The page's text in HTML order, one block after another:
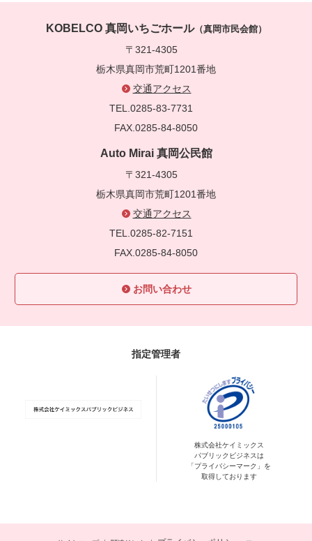
KOBELCO 真岡いちごホール（真岡市民会館）
〒321-4305
栃木県真岡市荒町1201番地
交通アクセス
TEL.0285-83-7731
FAX.0285-84-8050
Auto Mirai 真岡公民館
〒321-4305
栃木県真岡市荒町1201番地
交通アクセス
TEL.0285-82-7151
FAX.0285-84-8050
お問い合わせ
指定管理者
株式会社ケイミックス
パブリックビジネスは
「プライバシーマーク」を
取得しております